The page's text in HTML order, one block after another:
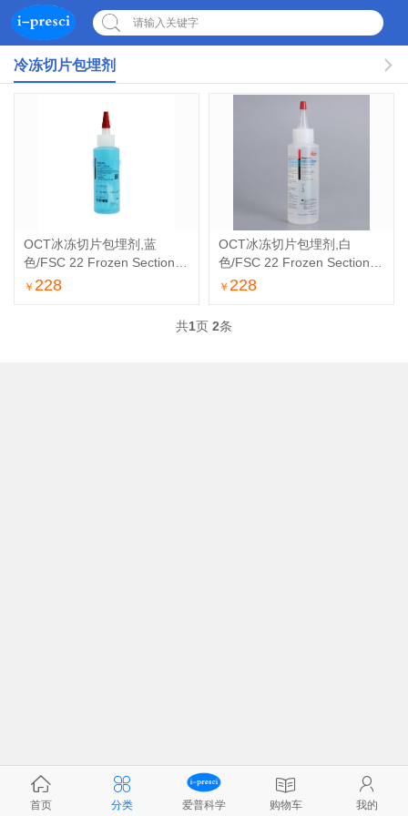
请输入关键字
冷冻切片包埋剂
OCT冰冻切片包埋剂,蓝
色/FSC 22 Frozen Section
Medi
￥ 228
OCT冰冻切片包埋剂,白
色/FSC 22 Frozen Section
Medi
￥ 228
共1页 2条
首页 分类 爱普科学 购物车 我的